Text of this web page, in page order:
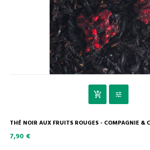
THÉ NOIR AUX FRUITS ROUGES - COMPAGNIE &
7,90 €